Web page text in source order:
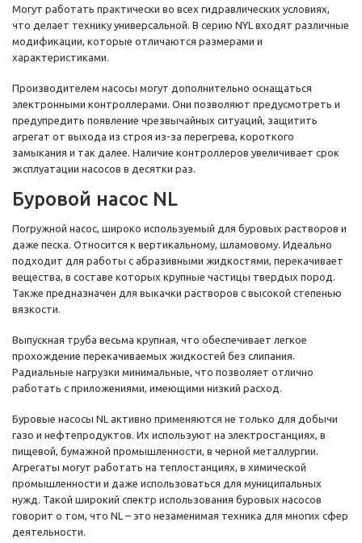
Могут работать практически во всех гидравлических условиях,
что делает технику универсальной. В серию NYL входят различные
модификации, которые отличаются размерами и
характеристиками.
Производителем насосы могут дополнительно оснащаться
электронными контроллерами. Они позволяют предусмотреть и
предупредить появление чрезвычайных ситуаций, защитить
агрегат от выхода из строя из-за перегрева, короткого
замыкания и так далее. Наличие контроллеров увеличивает срок
эксплуатации насосов в десятки раз.
Буровой насос NL
Погружной насос, широко используемый для буровых растворов и
даже песка. Относится к вертикальному, шламовому. Идеально
подходит для работы с абразивными жидкостями, перекачивает
вещества, в составе которых крупные частицы твердых пород.
Также предназначен для выкачки растворов с высокой степенью
вязкости.
Выпускная труба весьма крупная, что обеспечивает легкое
прохождение перекачиваемых жидкостей без слипания.
Радиальные нагрузки минимальные, что позволяет отлично
работать с приложениями, имеющими низкий расход.
Буровые насосы NL активно применяются не только для добычи
газо и нефтепродуктов. Их используют на электростанциях, в
пищевой, бумажной промышленности, в черной металлургии.
Агрегаты могут работать на теплостанциях, в химической
промышленности и даже использоваться для муниципальных
нужд. Такой широкий спектр использования буровых насосов
говорит о том, что NL – это незаменимая техника для многих сфер
деятельности.